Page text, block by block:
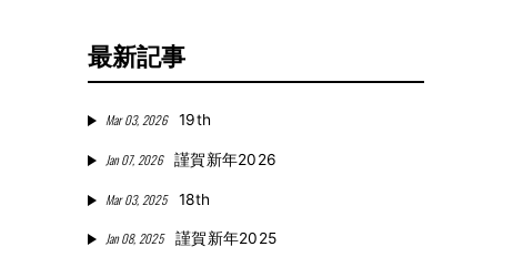
最新記事
Mar 03, 2026 19th
Jan 07, 2026 謹賀新年2026
Mar 03, 2025 18th
Jan 08, 2025 謹賀新年2025